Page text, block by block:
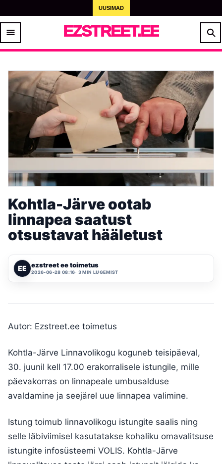
UUSIMAD
EZSTREET.EE
Kohtla-Järve ootab
linnapea saatust
otsustavat hääletust
EE ezstreet ee toimetus
2026-06-28 08:16 3 MIN LUGEMIST
Autor: Ezstreet.ee toimetus
Kohtla-Järve Linnavolikogu koguneb teisipäeval,
30. juunil kell 17.00 erakorralisele istungile, mille
päevakorras on linnapeale umbusalduse
avaldamine ja seejärel uue linnapea valimine.
Istung toimub linnavolikogu istungite saalis ning
selle läbiviimisel kasutatakse kohaliku omavalitsuse
istungite infosüsteemi VOLIS. Kohtla-Järve